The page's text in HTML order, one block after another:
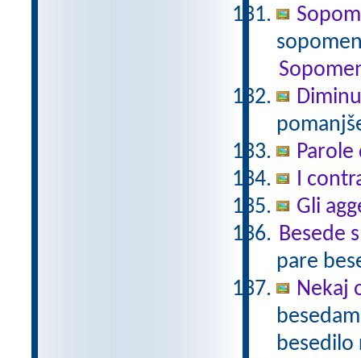
Parole
I
Gli
Besede
pare
Nekaj
besedilo